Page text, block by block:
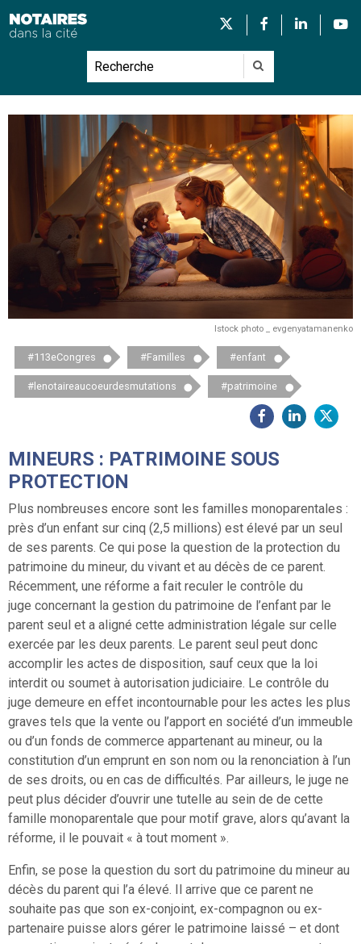
Istock photo _ evgenyatamanenko
#113eCongres #Familles #enfant
#lenotaireaucoeurdesmutations #patrimoine
MINEURS : PATRIMOINE SOUS
PROTECTION
Plus nombreuses encore sont les familles monoparentales :
près d’un enfant sur cinq (2,5 millions) est élevé par un seul
de ses parents. Ce qui pose la question de la protection du
patrimoine du mineur, du vivant et au décès de ce parent.
Récemment, une réforme a fait reculer le contrôle du
juge concernant la gestion du patrimoine de l’enfant par le
parent seul et a aligné cette administration légale sur celle
exercée par les deux parents. Le parent seul peut donc
accomplir les actes de disposition, sauf ceux que la loi
interdit ou soumet à autorisation judiciaire. Le contrôle du
juge demeure en effet incontournable pour les actes les plus
graves tels que la vente ou l’apport en société d’un immeuble
ou d’un fonds de commerce appartenant au mineur, ou la
constitution d’un emprunt en son nom ou la renonciation à l’un
de ses droits, ou en cas de difficultés. Par ailleurs, le juge ne
peut plus décider d’ouvrir une tutelle au sein de de cette
famille monoparentale que pour motif grave, alors qu’avant la
réforme, il le pouvait « à tout moment ».
Enfin, se pose la question du sort du patrimoine du mineur au
décès du parent qui l’a élevé. Il arrive que ce parent ne
souhaite pas que son ex-conjoint, ex-compagnon ou ex-
partenaire puisse alors gérer le patrimoine laissé – et dont